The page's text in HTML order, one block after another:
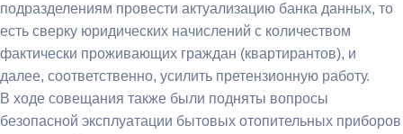
подразделениям провести актуализацию банка данных, то
есть сверку юридических начислений с количеством
фактически проживающих граждан (квартирантов), и
далее, соответственно, усилить претензионную работу.
В ходе совещания также были подняты вопросы
безопасной эксплуатации бытовых отопительных приборов